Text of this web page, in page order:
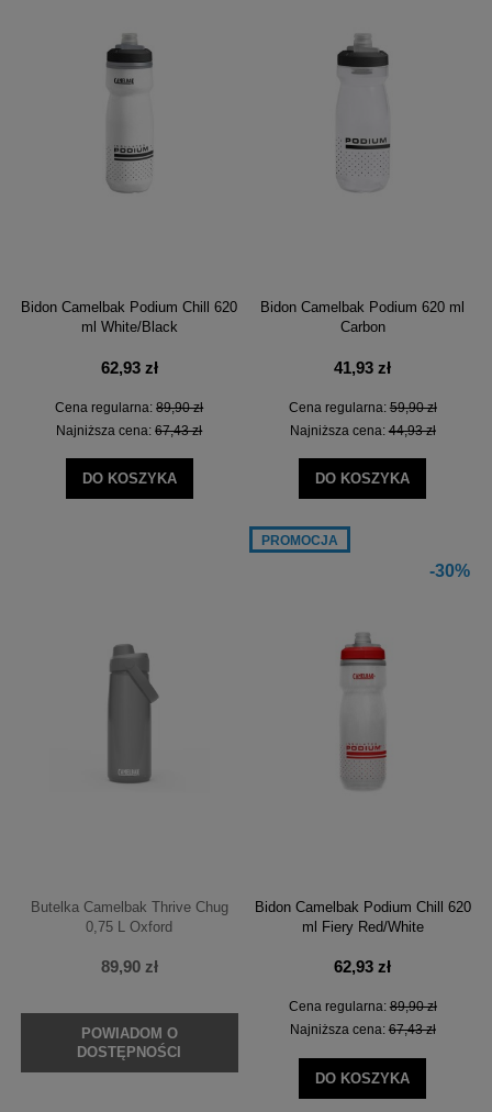
Bidon Camelbak Podium Chill 620
ml White/Black
62,93 zł
Cena regularna:89,90 zł
Najniższa cena:67,43 zł
DO KOSZYKA
Bidon Camelbak Podium 620 ml
Carbon
41,93 zł
Cena regularna:59,90 zł
Najniższa cena:44,93 zł
DO KOSZYKA
Butelka Camelbak Thrive Chug
0,75 L Oxford
89,90 zł
POWIADOM O
DOSTĘPNOŚCI
-30%
Bidon Camelbak Podium Chill 620
ml Fiery Red/White
62,93 zł
Cena regularna:89,90 zł
Najniższa cena:67,43 zł
DO KOSZYKA
PROMOCJA